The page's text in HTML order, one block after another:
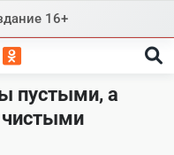
16+
пустыми, а
чистыми